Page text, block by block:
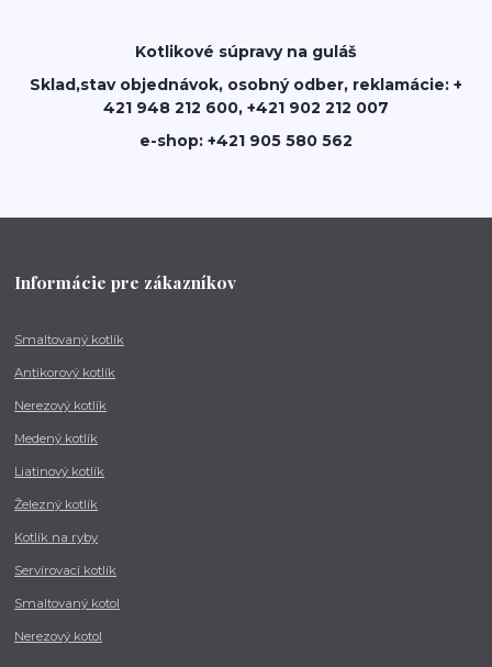
Kotlikové súpravy na guláš
Sklad,stav objednávok, osobný odber, reklamácie: +
421 948 212 600, +421 902 212 007
e-shop: +421 905 580 562
Informácie pre zákazníkov
Smaltovaný kotlík
Antikorový kotlík
Nerezový kotlík
Medený kotlík
Liatinový kotlík
Železný kotlík
Kotlík na ryby
Servírovací kotlík
Smaltovaný kotol
Nerezový kotol